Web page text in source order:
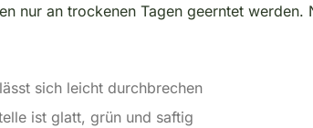
nur an trockenen Tagen geerntet werden.
sich leicht durchbrechen
ist glatt, grün und saftig